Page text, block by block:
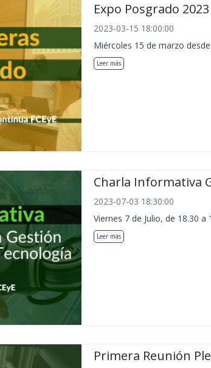
Expo Posgrado 2023
2023-03-15 18:00:00
Miércoles 15 de marzo
Leer más
Charla Informativa
2023-07-03 18:30:00
Viernes 7 de Julio, de 18.30 a
Leer más
Primera Reunión